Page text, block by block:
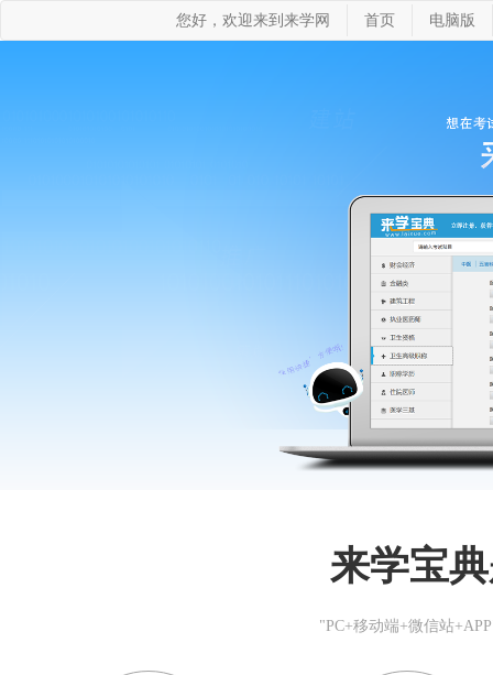
您好，欢迎来到来学网 首页 电脑版
来学宝
"PC+移动端+微信站